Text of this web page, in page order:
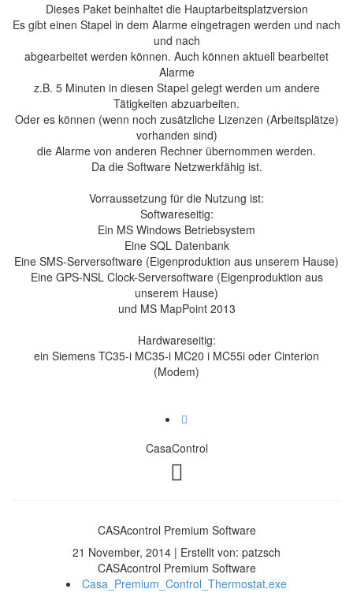
Dieses Paket beinhaltet die Hauptarbeitsplatzversion
Es gibt einen Stapel in dem Alarme eingetragen werden und nach
und nach
abgearbeitet werden können. Auch können aktuell bearbeitet
Alarme
z.B. 5 Minuten in diesen Stapel gelegt werden um andere
Tätigkeiten abzuarbeiten.
Oder es können (wenn noch zusätzliche Lizenzen (Arbeitsplätze)
vorhanden sind)
die Alarme von anderen Rechner übernommen werden.
Da die Software Netzwerkfähig ist.
Vorraussetzung für die Nutzung ist:
Softwareseitig:
Ein MS Windows Betriebsystem
Eine SQL Datenbank
Eine SMS-Serversoftware (Eigenproduktion aus unserem Hause)
Eine GPS-NSL Clock-Serversoftware (Eigenproduktion aus
unserem Hause)
und MS MapPoint 2013
Hardwareseitig:
ein Siemens TC35-i MC35-i MC20 i MC55i oder Cinterion
(Modem)
CasaControl
CASAcontrol Premium Software
21 November, 2014 | Erstellt von: patzsch
CASAcontrol Premium Software
Casa_Premium_Control_Thermostat.exe